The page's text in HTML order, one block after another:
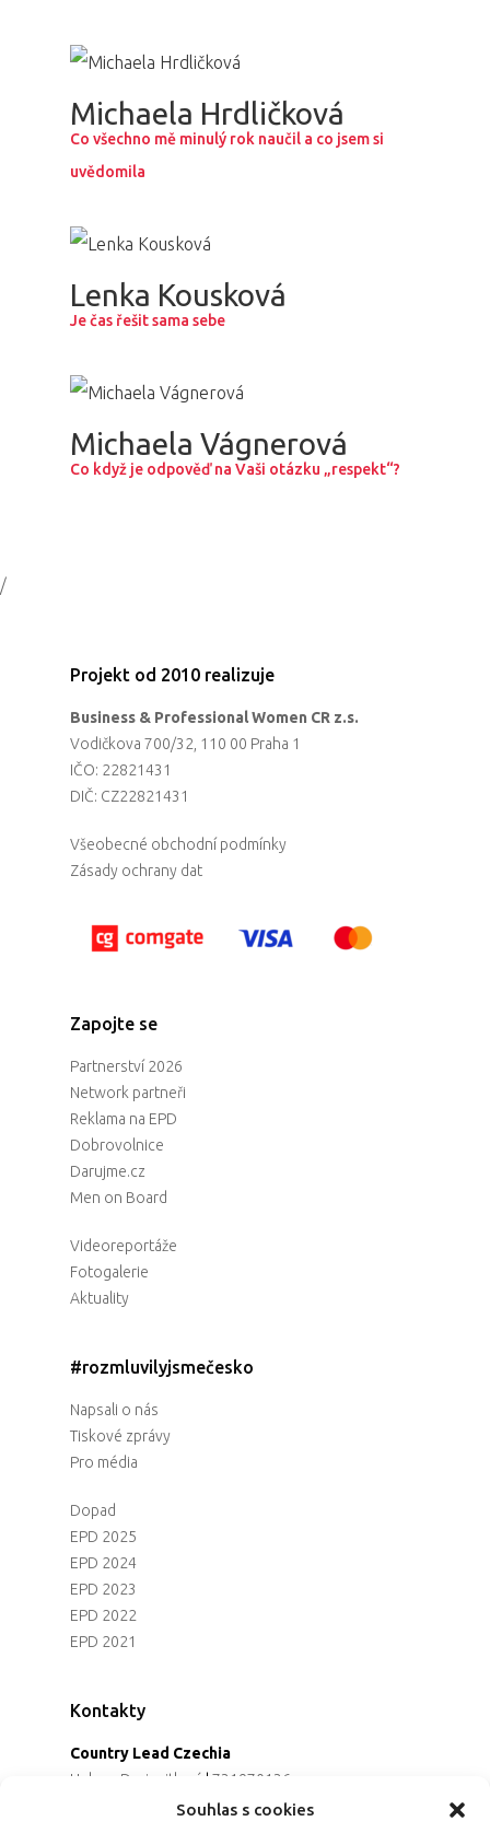
Souhlas s cookies
Michaela Hrdličková
Co všechno mě minulý rok naučil a co jsem si
uvědomila
Lenka Kousková
Je čas řešit sama sebe
Michaela Vágnerová
Co když je odpověď na Vaši otázku „respekt“?
/
Projekt od 2010 realizuje
Business & Professional Women CR z.s.
Vodičkova 700/32, 110 00 Praha 1
IČO: 22821431
DIČ: CZ22821431
Všeobecné obchodní podmínky
Zásady ochrany dat
Zapojte se
Partnerství 2026
Network partneři
Reklama na EPD
Dobrovolnice
Darujme.cz
Men on Board
Videoreportáže
Fotogalerie
Aktuality
#rozmluvilyjsmečesko
Napsali o nás
Tiskové zprávy
Pro média
Dopad
EPD 2025
EPD 2024
EPD 2023
EPD 2022
EPD 2021
Kontakty
Country Lead Czechia
Helena Dreiseitlová | 731970136
Koordinátorka projektu
Program 26.3.
Vstupenky